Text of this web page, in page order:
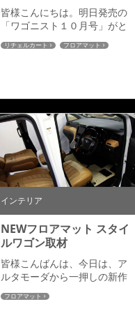
皆様こんにちは。明日発売の
「ワゴニスト１０月号」がと
どきましたので掲載いただい
ている記事を紹介します。今
いております。表紙はこちら
です。アルファード後期「リ
チェルカート」はこちらニュ
ーエアロコレクションページ
になります。そしてご好評い
ただいているグランドプラチ
ナムマットも紹介いただいて
リチェルカート
フロアマット
インテリア
NEWフロアマット スタイ
ルワゴン取材
皆様こんばんは、今日は、ア
ルタモーダから一押しの新作
フロアマットサンプルが出来
上がってきましたので、早速
フロアマット